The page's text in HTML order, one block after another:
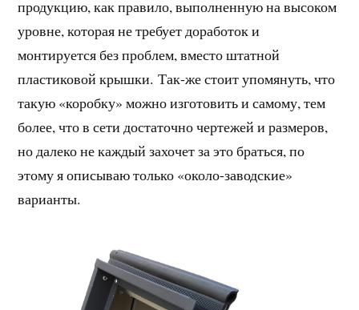
продукцию, как правило, выполненную на высоком
уровне, которая не требует доработок и
монтируется без проблем, вместо штатной
пластиковой крышки. Так-же стоит упомянуть, что
такую «коробку» можно изготовить и самому, тем
более, что в сети достаточно чертежей и размеров,
но далеко не каждый захочет за это браться, по
этому я описываю только «около-заводские»
варианты.